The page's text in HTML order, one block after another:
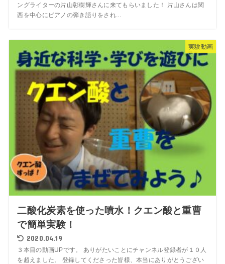
ングライターの片山彰樹輝さんに来てもらいました！ 片山さんは関
西を中心にピアノの弾き語りをされ...
実験動画
二酸化炭素を使った噴水！クエン酸と重曹
で簡単実験！
2020.04.19
３本目の動画UPです。 ありがたいことにチャンネル登録者が１０人
を超えました。 登録してくださった皆様、本当にありがとうござい